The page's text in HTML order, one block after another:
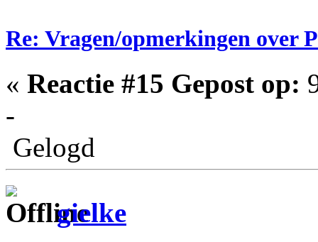
Re: Vragen/opmerkingen over
« Reactie #15 Gepost op:
-
Gelogd
gielke